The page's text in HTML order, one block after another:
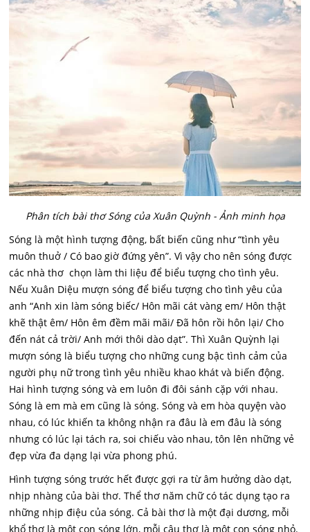
Phân tích bài thơ Sóng của Xuân Quỳnh - Ảnh minh họa
Sóng là một hình tượng động, bất biến cũng như “tình yêu
muôn thuở / Có bao giờ đứng yên”. Vì vậy cho nên sóng được
các nhà thơ chọn làm thi liệu để biểu tượng cho tình yêu.
Nếu Xuân Diệu mượn sóng để biểu tượng cho tình yêu của
anh “Anh xin làm sóng biếc/ Hôn mãi cát vàng em/ Hôn thật
khẽ thật êm/ Hôn êm đềm mãi mãi/ Đã hôn rồi hôn lại/ Cho
đến nát cả trời/ Anh mới thôi dào dạt”. Thì Xuân Quỳnh lại
mượn sóng là biểu tượng cho những cung bậc tình cảm của
người phụ nữ trong tình yêu nhiều khao khát và biến động.
Hai hình tượng sóng và em luôn đi đôi sánh cặp với nhau.
Sóng là em mà em cũng là sóng. Sóng và em hòa quyện vào
nhau, có lúc khiến ta không nhận ra đâu là em đâu là sóng
nhưng có lúc lại tách ra, soi chiếu vào nhau, tôn lên những vẻ
đẹp vừa đa dạng lại vừa phong phú.
Hình tượng sóng trước hết được gợi ra từ âm hưởng dào dạt,
nhịp nhàng của bài thơ. Thể thơ năm chữ có tác dụng tạo ra
những nhịp điệu của sóng. Cả bài thơ là một đại dương, mỗi
khổ thơ là một con sóng lớn, mỗi câu thơ là một con sóng nhỏ.